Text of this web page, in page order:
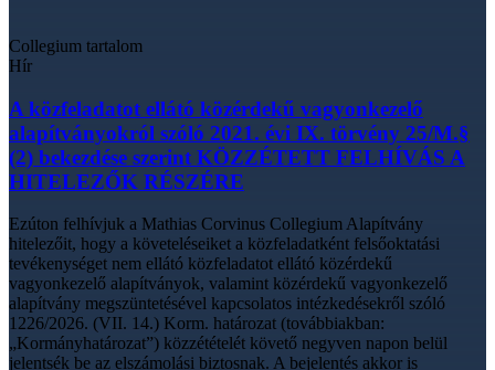
Collegium tartalom
Hír
A közfeladatot ellátó közérdekű vagyonkezelő
alapítványokról szóló 2021. évi IX. törvény 25/M.§
(2) bekezdése szerint KÖZZÉTETT FELHÍVÁS A
HITELEZŐK RÉSZÉRE
Ezúton felhívjuk a Mathias Corvinus Collegium Alapítvány
hitelezőit, hogy a követeléseiket a közfeladatként felsőoktatási
tevékenységet nem ellátó közfeladatot ellátó közérdekű
vagyonkezelő alapítványok, valamint közérdekű vagyonkezelő
alapítvány megszüntetésével kapcsolatos intézkedésekről szóló
1226/2026. (VII. 14.) Korm. határozat (továbbiakban:
„Kormányhatározat”) közzétételét követő negyven napon belül
jelentsék be az elszámolási biztosnak. A bejelentés akkor is